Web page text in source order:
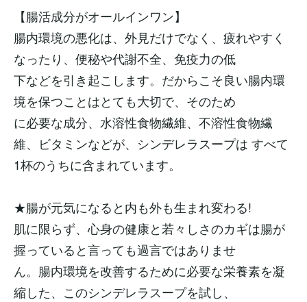
【腸活成分がオールインワン】
腸内環境の悪化は、外見だけでなく、疲れやすく
なったり、便秘や代謝不全、免疫力の低
下などを引き起こします。だからこそ良い腸内環
境を保つことはとても大切で、そのため
に必要な成分、水溶性食物繊維、不溶性食物繊
維、ビタミンなどが、シンデレラスープは すべて
1杯のうちに含まれています。
★腸が元気になると内も外も生まれ変わる!
肌に限らず、心身の健康と若々しさのカギは腸が
握っていると言っても過言ではありませ
ん。腸内環境を改善するために必要な栄養素を凝
縮した、このシンデレラスープを試し、